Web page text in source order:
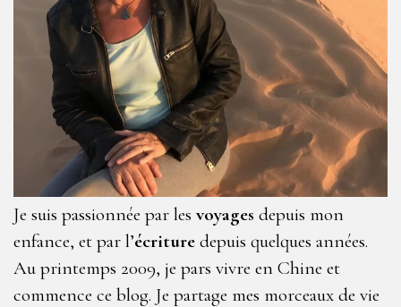
Je suis passionnée par les voyages depuis mon
enfance, et par l’écriture depuis quelques années.
Au printemps 2009, je pars vivre en Chine et
commence ce blog. Je partage mes morceaux de vie